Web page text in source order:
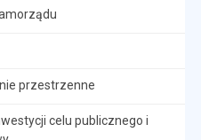
przestrzenne
celu publicznego i